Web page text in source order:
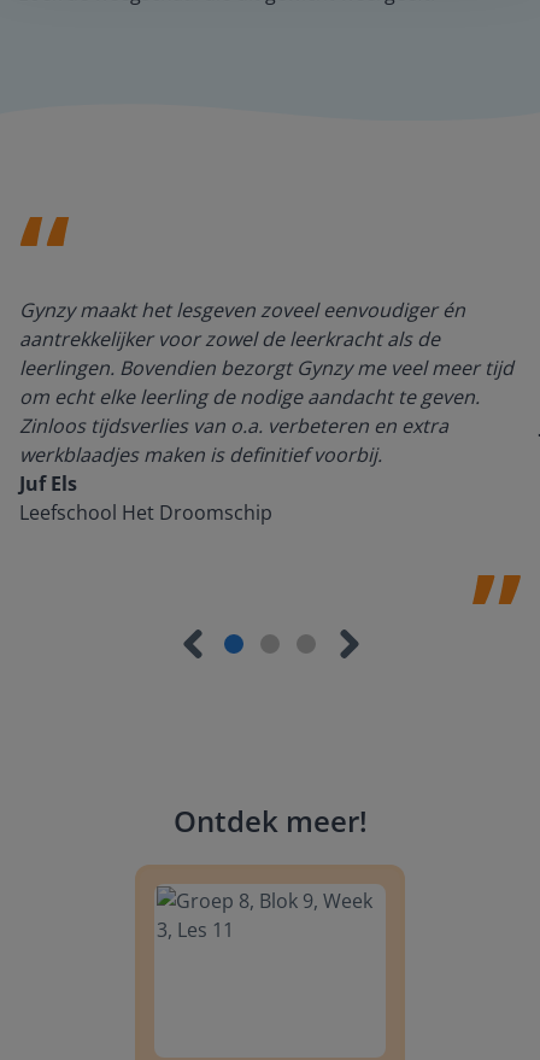
Gynzy maakt het lesgeven zoveel eenvoudiger én
aantrekkelijker voor zowel de leerkracht als de
leerlingen. Bovendien bezorgt Gynzy me veel meer tijd
om echt elke leerling de nodige aandacht te geven.
Zinloos tijdsverlies van o.a. verbeteren en extra
werkblaadjes maken is definitief voorbij.
Juf Els
Leefschool Het Droomschip
Ontdek meer!